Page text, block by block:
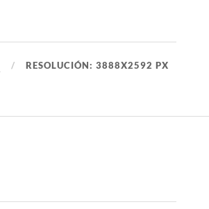
RESOLUCIÓN: 3888X2592 PX